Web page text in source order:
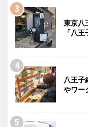
東京八
「八
八王
やワー